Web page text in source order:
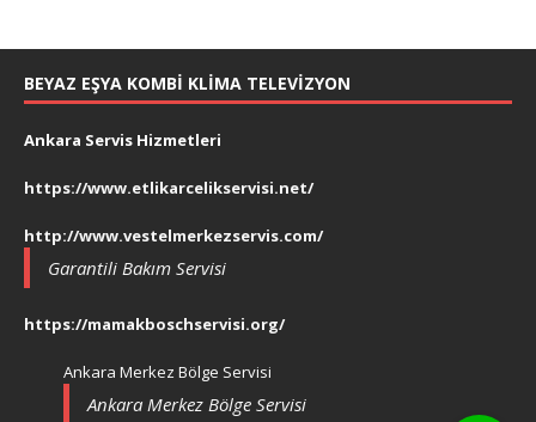
BEYAZ EŞYA KOMBI KLIMA TELEVIZYON
Ankara Servis Hizmetleri
https://www.etlikarcelikservisi.net/
http://www.vestelmerkezservis.com/
Garantili Bakım Servisi
https://mamakboschservisi.org/
Ankara Merkez Bölge Servisi
Ankara Merkez Bölge Servisi